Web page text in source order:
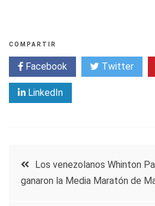
COMPARTIR
Facebook Twitter
LinkedIn
Navegación
de
Los venezolanos Whinton
ganaron la Media Maratón de